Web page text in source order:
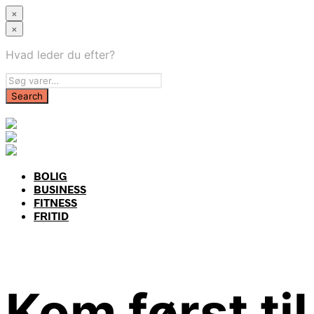
×
×
Hvad leder du efter?
BOLIG
BUSINESS
FITNESS
FRITID